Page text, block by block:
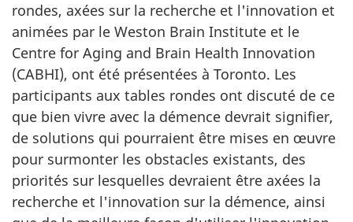
rondes, axées sur la recherche et l'innovation et
animées par le Weston Brain Institute et le
Centre for Aging and Brain Health Innovation
(CABHI), ont été présentées à Toronto. Les
participants aux tables rondes ont discuté de ce
que bien vivre avec la démence devrait signifier,
de solutions qui pourraient être mises en œuvre
pour surmonter les obstacles existants, des
priorités sur lesquelles devraient être axées la
recherche et l'innovation sur la démence, ainsi